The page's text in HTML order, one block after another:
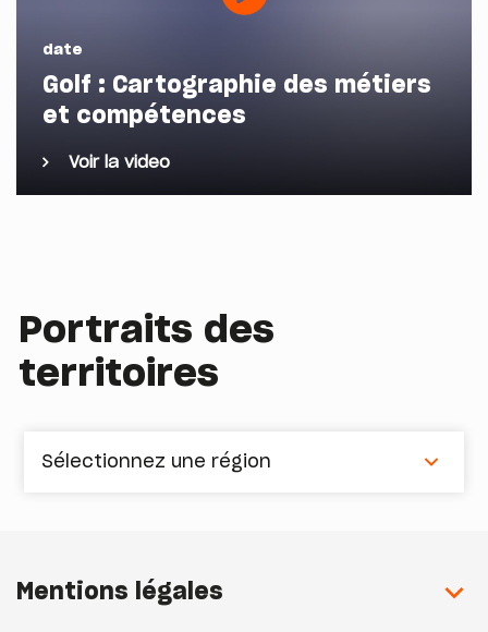
date
Golf : Cartographie des métiers
et compétences
Voir la video
Portraits des
territoires
Sélectionnez une région
Mentions légales